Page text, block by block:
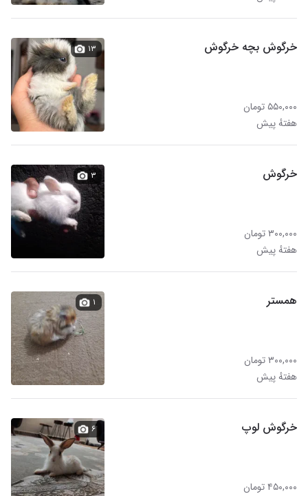
خرگوش بچه خرگوش
۵۵۰,۰۰۰ تومان
هفتهٔ پیش
۱۳
خرگوش
۳۰۰,۰۰۰ تومان
هفتهٔ پیش
۳
همستر
۳۰۰,۰۰۰ تومان
هفتهٔ پیش
۱
خرگوش لوپ
۴۵۰,۰۰۰ تومان
۶